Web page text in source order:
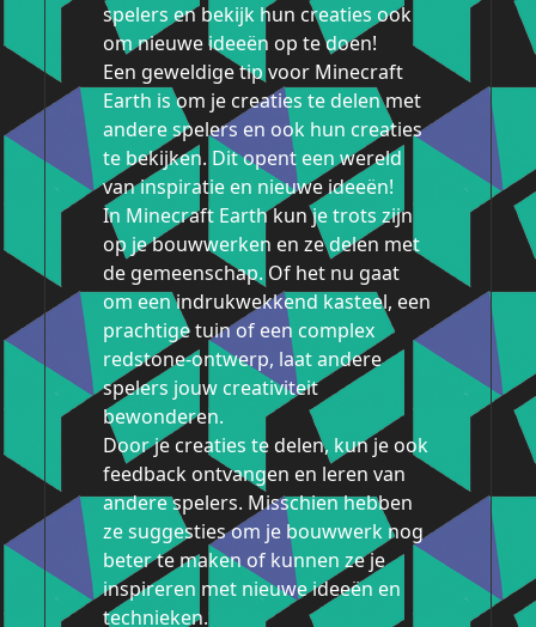
spelers en bekijk hun creaties ook
om nieuwe ideeën op te doen!
Een geweldige tip voor Minecraft
Earth is om je creaties te delen met
andere spelers en ook hun creaties
te bekijken. Dit opent een wereld
van inspiratie en nieuwe ideeën!
In Minecraft Earth kun je trots zijn
op je bouwwerken en ze delen met
de gemeenschap. Of het nu gaat
om een indrukwekkend kasteel, een
prachtige tuin of een complex
redstone-ontwerp, laat andere
spelers jouw creativiteit
bewonderen.
Door je creaties te delen, kun je ook
feedback ontvangen en leren van
andere spelers. Misschien hebben
ze suggesties om je bouwwerk nog
beter te maken of kunnen ze je
inspireren met nieuwe ideeën en
technieken.